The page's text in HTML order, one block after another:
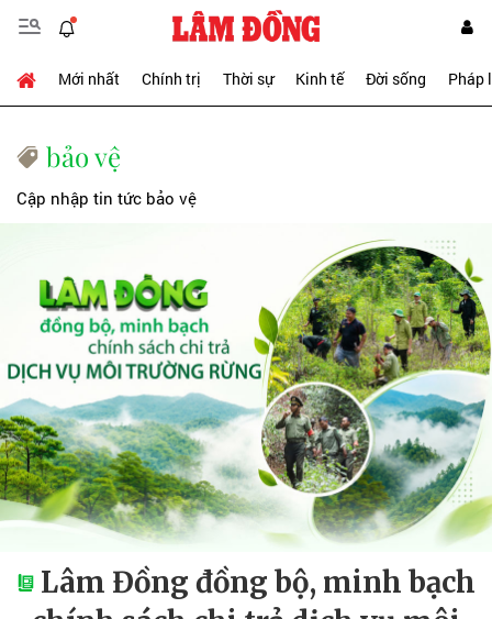
Mới nhất Chính trị Thời sự Kinh tế Đời sống Pháp
bảo vệ
Cập nhập tin tức bảo vệ
Lâm Đồng đồng bộ, minh bạch